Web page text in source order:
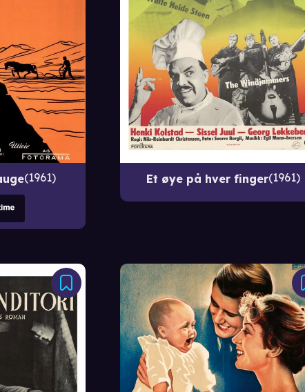
1961 Et øye på hver finger 1961